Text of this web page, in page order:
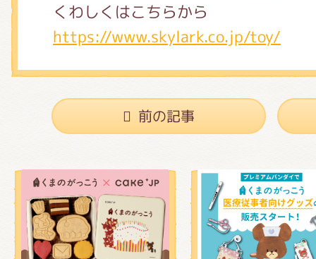
くわしくはこちらから
https://www.skylark.co.jp/toy/
前の記事